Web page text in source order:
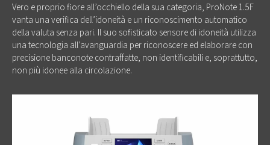
Vero e proprio fiore all’occhiello della sua categoria, ProNote 1.5F
vanta una verifica dell’idoneità e un riconoscimento automatico
della valuta senza pari. Il suo sofisticato sensore di idoneità utilizza
una tecnologia all’avanguardia per riconoscere ed elaborare con
precisione banconote contraffatte, non identificabili e, soprattutto,
non più idonee alla circolazione.